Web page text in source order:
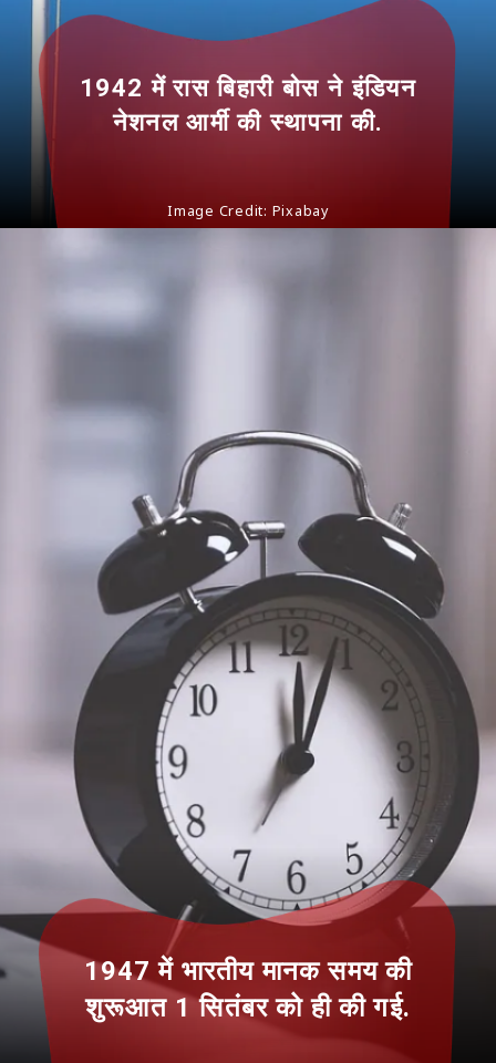
Image Credit: Pixabay
1942 में रास बिहारी बोस ने इंडियन
नेशनल आर्मी की स्थापना की.
1947 में भारतीय मानक समय की
शुरूआत 1 सितंबर को ही की गई.